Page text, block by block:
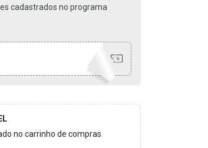
cadastrados no programa
no carrinho de compras